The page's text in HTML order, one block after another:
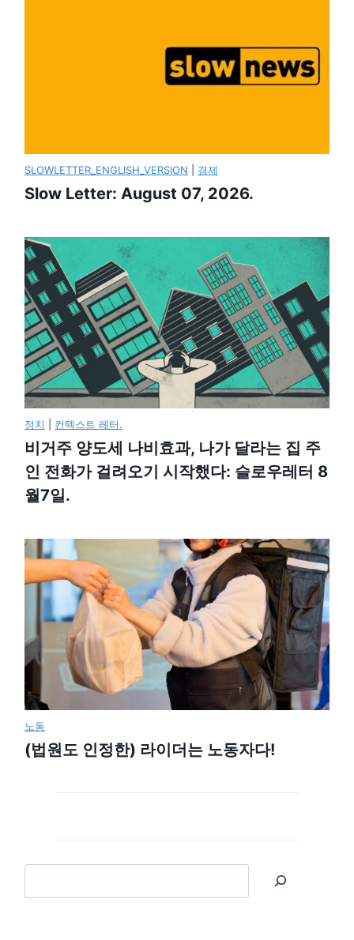
SLOWLETTER_ENGLISH_VERSION 경제
Slow Letter: August 07, 2026.
정치 컨텍스트 레터.
비거주 양도세 나비효과, 나가 달라는 집 주
인 전화가 걸려오기 시작했다: 슬로우레터 8
월7일.
노동
(법원도 인정한) 라이더는 노동자다!